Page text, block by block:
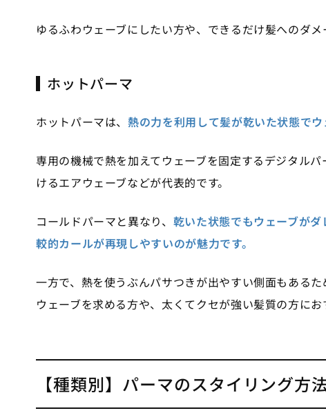
ゆるふわウェーブにしたい方や、できるだけ髪へのダ
ホットパーマ
ホットパーマは、熱の力を利用して髪が乾いた状態で
専用の機械で熱を加えてウェーブを固定するデジタル
けるエアウェーブなどが代表的です。
コールドパーマと異なり、 乾いた状態でもウェーブが
較的カールが再現しやすいのが魅力です。
一方で、熱を使うぶんパサつきが出やすい側面もある
ウェーブを求める方や、太くてクセが強い髪質の方にお
【種類別】パーマのスタイリング方